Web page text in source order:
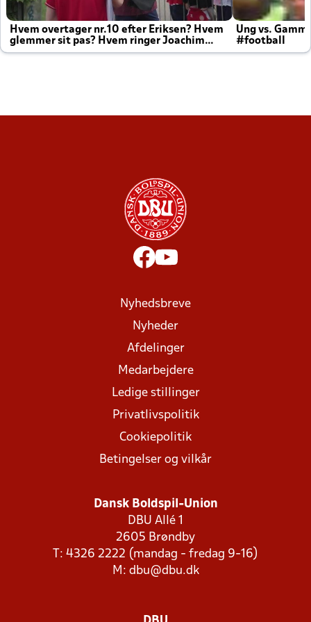
Hvem overtager nr.10 efter Eriksen? Hvem
glemmer sit pas? Hvem ringer Joachim
altid til efter kampe?
Ung vs.
#football
Nyhedsbreve
Nyheder
Afdelinger
Medarbejdere
Ledige stillinger
Privatlivspolitik
Cookiepolitik
Betingelser og vilkår
Dansk Boldspil-Union
DBU Allé 1
2605 Brøndby
T: 4326 2222 (mandag - fredag 9-16)
M: dbu@dbu.dk